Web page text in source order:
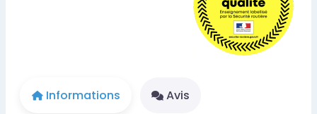
Informations Avis